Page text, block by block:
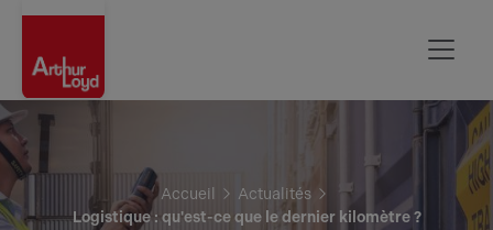
Accueil
Actualités
Logistique : qu'est-ce que le dernier kilomètre ?